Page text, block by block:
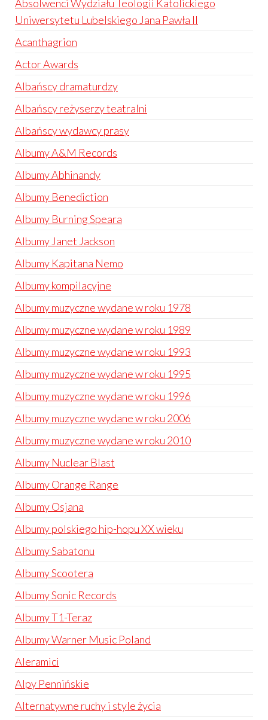
Absolwenci Wydziału Teologii Katolickiego
Uniwersytetu Lubelskiego Jana Pawła II
Acanthagrion
Actor Awards
Albańscy dramaturdzy
Albańscy reżyserzy teatralni
Albańscy wydawcy prasy
Albumy A&M Records
Albumy Abhinandy
Albumy Benediction
Albumy Burning Speara
Albumy Janet Jackson
Albumy Kapitana Nemo
Albumy kompilacyjne
Albumy muzyczne wydane w roku 1978
Albumy muzyczne wydane w roku 1989
Albumy muzyczne wydane w roku 1993
Albumy muzyczne wydane w roku 1995
Albumy muzyczne wydane w roku 1996
Albumy muzyczne wydane w roku 2006
Albumy muzyczne wydane w roku 2010
Albumy Nuclear Blast
Albumy Orange Range
Albumy Osjana
Albumy polskiego hip-hopu XX wieku
Albumy Sabatonu
Albumy Scootera
Albumy Sonic Records
Albumy T1-Teraz
Albumy Warner Music Poland
Aleramici
Alpy Pennińskie
Alternatywne ruchy i style życia